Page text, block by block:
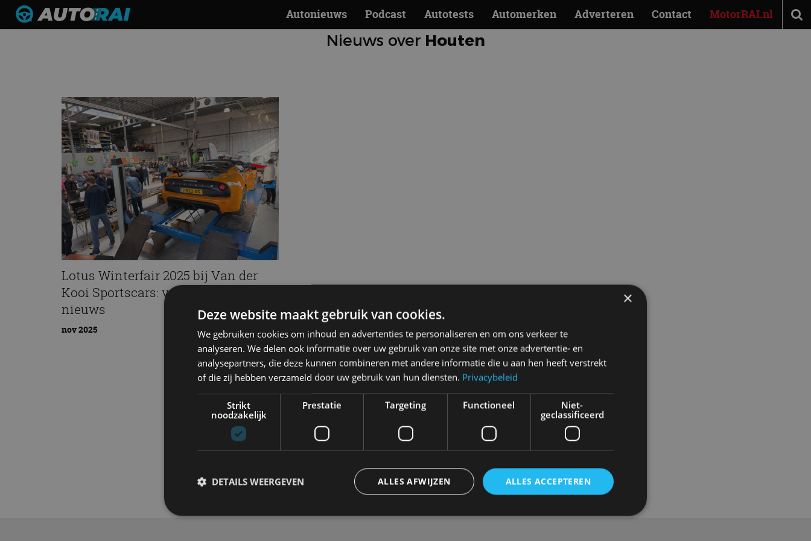
Autonieuws Podcast Autotests Automerken Adverteren Contact MotorRAI.nl
Nieuws over Houten
Lotus Winterfair 2025 bij Van der
Kooi Sportscars: volop sfeer, volop
nieuws
nov 2025
Meer autonieuws
Alle categorieën van AutoRAI.nl
Elektrisch Autotests Interview Column
Gadgets
Tech
×
Deze website maakt gebruik van cookies.
We gebruiken cookies om inhoud en advertenties te personaliseren en om ons verkeer te
analyseren. We delen ook informatie over uw gebruik van onze site met onze advertentie- en
analysepartners, die deze kunnen combineren met andere informatie die u aan hen heeft verstrekt
of die zij hebben verzameld door uw gebruik van hun diensten. Privacybeleid
Strikt
noodzakelijk
Prestatie Targeting Functioneel
Niet-
geclassificeerd
ALLES ACCEPTEREN
ALLES AFWIJZEN
DETAILS WEERGEVEN